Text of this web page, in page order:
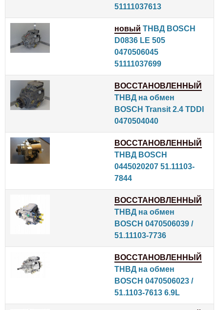
51111037613
новый ТНВД BOSCH
D0836 LE 505
0470506045
51111037699
ВОССТАНОВЛЕННЫЙ
ТНВД на обмен
BOSCH Transit 2.4 TDDI
0470504040
ВОССТАНОВЛЕННЫЙ
ТНВД BOSCH
0445020207 51.11103-
7844
ВОССТАНОВЛЕННЫЙ
ТНВД на обмен
BOSCH 0470506039 /
51.11103-7736
ВОССТАНОВЛЕННЫЙ
ТНВД на обмен
BOSCH 0470506023 /
51.1103-7613 6.9L